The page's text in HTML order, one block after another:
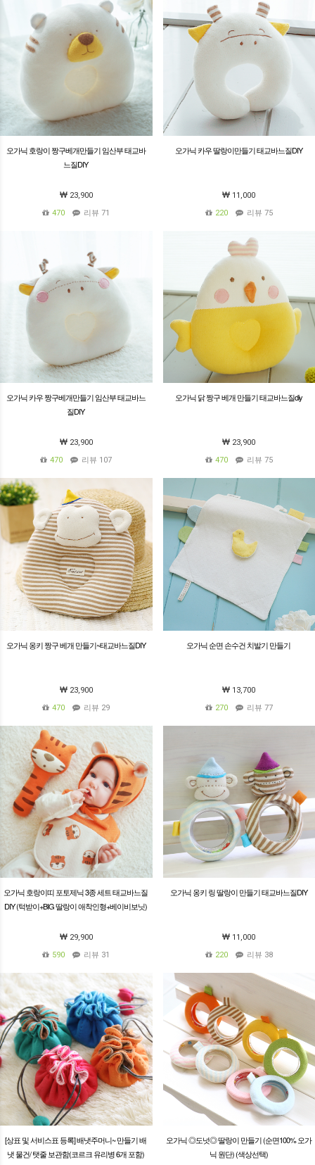
오가닉 호랑이 짱구베개만들기 임산부 태교바
느질DIY
23,900
470
리뷰 71
오가닉 카우 딸랑이만들기 태교바느질DIY
11,000
220
리뷰 75
오가닉 카우 짱구베개만들기 임산부 태교바느
질DIY
23,900
470
리뷰 107
오가닉 닭 짱구 베개 만들기 태교바느질diy
23,900
470
리뷰 75
오가닉 옹키 짱구 베개 만들기~태교바느질DIY
23,900
470
리뷰 29
오가닉 순면 손수건 치발기 만들기
13,700
270
리뷰 77
오가닉 호랑이띠 포토제닉 3종 세트 태교바느질
DIY (턱받이+BIG 딸랑이 애착인형+베이비보닛)
29,900
590
리뷰 31
오가닉 옹키 링 딸랑이 만들기 태교바느질DIY
11,000
220
리뷰 38
[상표 및 서비스표 등록] 배냇주머니~ 만들기 배
냇 물건/ 탯줄 보관함(코르크 유리병 6개 포함)
오가닉 ◎도넛◎ 딸랑이 만들기 (순면100% 오가
닉 원단) (색상선택)